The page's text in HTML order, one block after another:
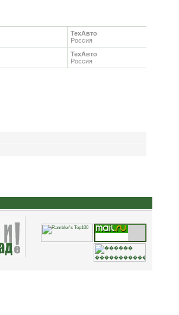
ТехАвто
Россия
ТехАвто
Россия